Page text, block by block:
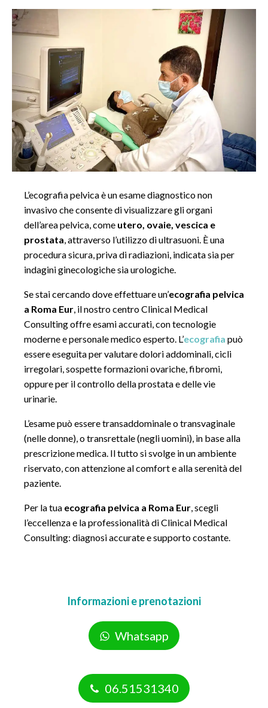
L’ecografia pelvica è un esame diagnostico non
invasivo che consente di visualizzare gli organi
dell’area pelvica, come utero, ovaie, vescica e
prostata, attraverso l’utilizzo di ultrasuoni. È una
procedura sicura, priva di radiazioni, indicata sia per
indagini ginecologiche sia urologiche.
Se stai cercando dove effettuare un’ecografia pelvica
a Roma Eur, il nostro centro Clinical Medical
Consulting offre esami accurati, con tecnologie
moderne e personale medico esperto. L’ecografia può
essere eseguita per valutare dolori addominali, cicli
irregolari, sospette formazioni ovariche, fibromi,
oppure per il controllo della prostata e delle vie
urinarie.
L’esame può essere transaddominale o transvaginale
(nelle donne), o transrettale (negli uomini), in base alla
prescrizione medica. Il tutto si svolge in un ambiente
riservato, con attenzione al comfort e alla serenità del
paziente.
Per la tua ecografia pelvica a Roma Eur, scegli
l’eccellenza e la professionalità di Clinical Medical
Consulting: diagnosi accurate e supporto costante.
Informazioni e prenotazioni
Whatsapp
06.51531340